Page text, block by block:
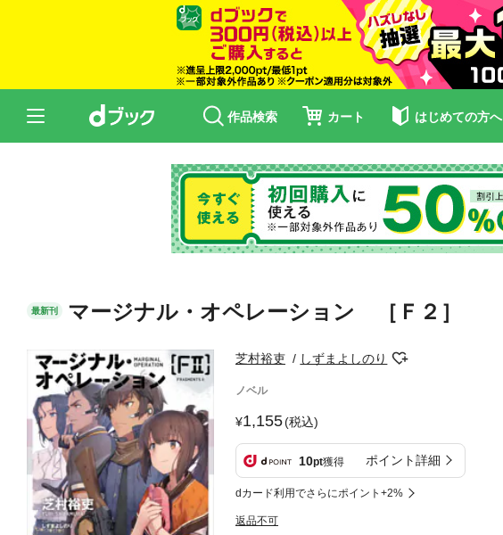
作品検索 カート はじめての方へ
最新刊 マージナル・オペレーション ［Ｆ２］
芝村裕吏 しずまよしのり
ノベル
1,155(税込)
10pt獲得 ポイント詳細
dカード利用でさらにポイント+2%
返品不可